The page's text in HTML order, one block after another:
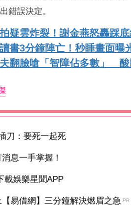
錯誤決定。
疑雲炸裂！謝金燕怒轟踩
書3分鐘陣亡！秒睡畫面
翻臉嗆「智障佔多數」
刀：要死一起死
息一手掌握！
載娛樂星聞APP
易借網】三分鐘解決燃眉之急 PR